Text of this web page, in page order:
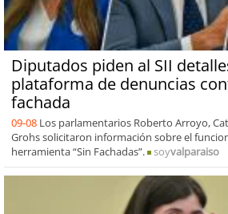
Diputados piden al SII
plataforma de denuncias
fachada
09-08 Los parlamentarios Roberto Arroyo,
Grohs solicitaron información sobre el
herramienta “Sin Fachadas”.
soyvalparaiso